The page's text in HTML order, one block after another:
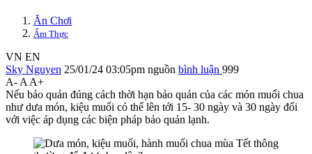
Ăn Chơi
Ẩm Thực
VN EN
Sky Nguyen 25/01/24 03:05pm nguồn bình luận 999
A- A A+
Nếu bảo quản đúng cách thời hạn bảo quản của các món muối chua
như dưa món, kiệu muối có thể lên tới 15- 30 ngày và 30 ngày đối
với việc áp dụng các biện pháp bảo quản lạnh.